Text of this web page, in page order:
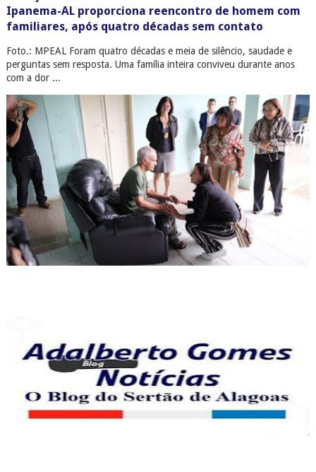
Ipanema-AL proporciona reencontro de homem com
familiares, após quatro décadas sem contato
Foto.: MPEAL Foram quatro décadas e meia de silêncio, saudade e
perguntas sem resposta. Uma família inteira conviveu durante anos
com a dor ...